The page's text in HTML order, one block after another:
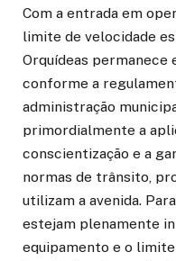
Com a entrada em
limite de velocidade
Orquídeas
conforme a
administração
primordialmente a
conscientização e a
normas de trânsito,
utilizam a avenida.
estejam plenamente
equipamento e o